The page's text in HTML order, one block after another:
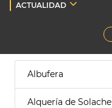
ACTUALIDAD
Albufera
Alquería de Solache